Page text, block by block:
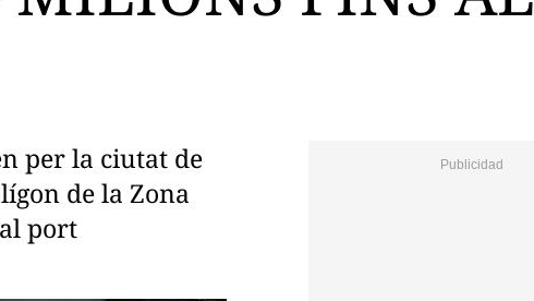
per la ciutat de
de la Zona
port